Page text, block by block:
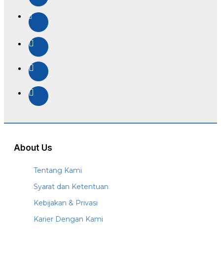
About Us
Tentang Kami
Syarat dan Ketentuan
Kebijakan & Privasi
Karier Dengan Kami